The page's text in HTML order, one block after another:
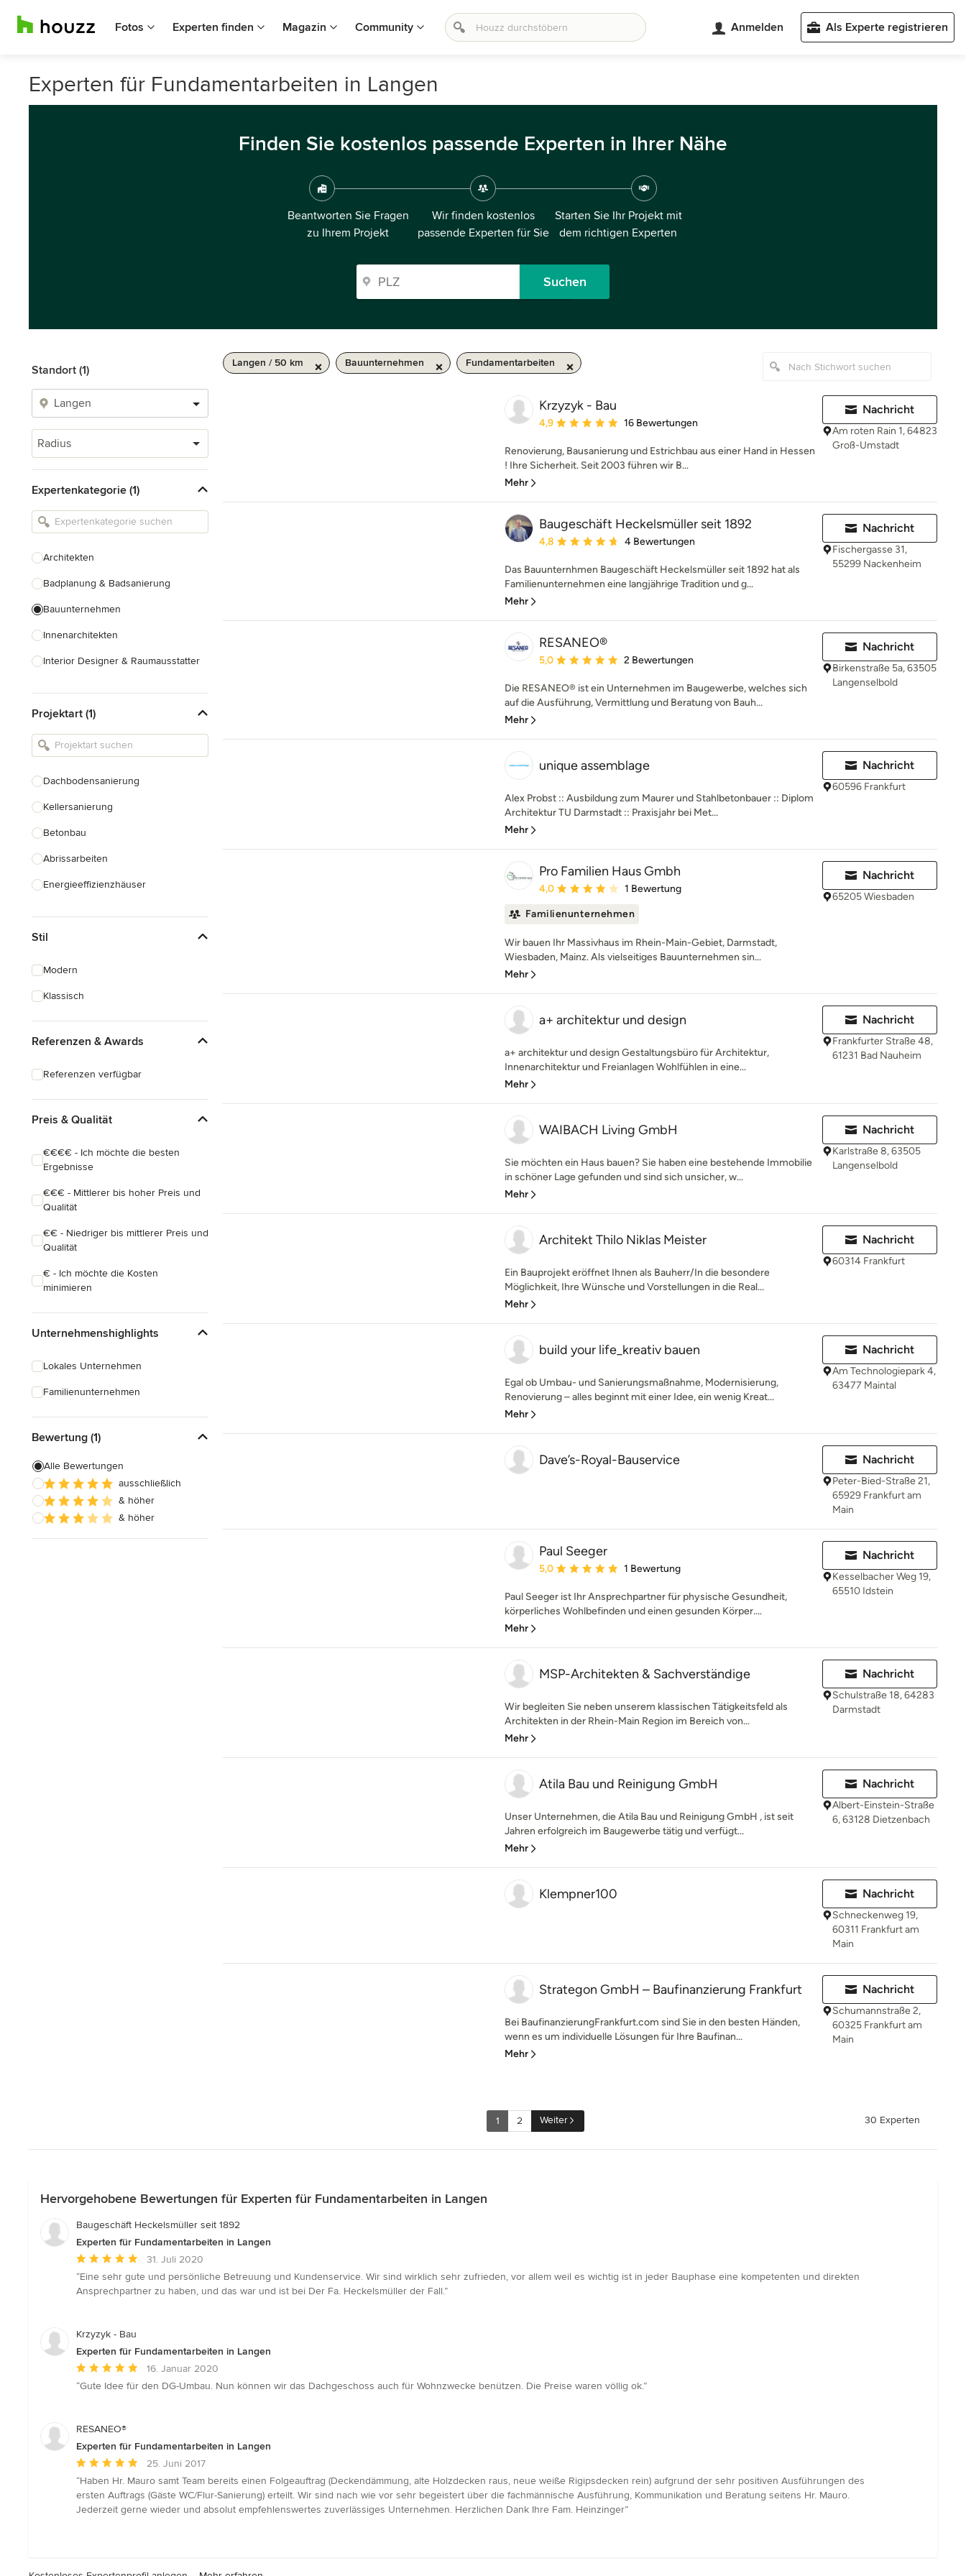
Fotos Experten finden Magazin Community Anmelden Als Experte registrieren
Experten für Fundamentarbeiten in Langen
Finden Sie kostenlos passende Experten in Ihrer Nähe
Beantworten Sie Fragen
zu Ihrem Projekt
Wir finden kostenlos
passende Experten für Sie
Starten Sie Ihr Projekt mit
dem richtigen Experten
Suchen
Standort (1)
Radius
Expertenkategorie (1)
Architekten
Badplanung & Badsanierung
Bauunternehmen
Innenarchitekten
Interior Designer & Raumausstatter
Landschaftsarchitekten
Armaturen & Sanitärbedarf
Projektart (1)
Dachbodensanierung
Kellersanierung
Betonbau
Abrissarbeiten
Energieeffizienzhäuser
Garagenbau
Alle anzeigen
Stil
Modern
Klassisch
Referenzen & Awards
Referenzen verfügbar
Preis & Qualität
€€€€ - Ich möchte die besten
Ergebnisse
€€€ - Mittlerer bis hoher Preis und
Qualität
€€ - Niedriger bis mittlerer Preis und
Qualität
€ - Ich möchte die Kosten
minimieren
Unternehmenshighlights
Lokales Unternehmen
Familienunternehmen
Bewertung (1)
Alle Bewertungen
ausschließlich
& höher
& höher
Langen / 50 km Bauunternehmen Fundamentarbeiten
Krzyzyk - Bau
Durchschnittliche Bewertung: 4.9 von 5 Sternen
4,9 16 Bewertungen
Renovierung, Bausanierung und Estrichbau aus einer Hand in Hessen
! Ihre Sicherheit. Seit 2003 führen wir B...
Mehr
Nachricht
Am roten Rain 1, 64823
Groß-Umstadt
Baugeschäft Heckelsmüller seit 1892
Durchschnittliche Bewertung: 4.8 von 5 Sternen
4,8 4 Bewertungen
Das Bauunternhmen Baugeschäft Heckelsmüller seit 1892 hat als
Familienunternehmen eine langjährige Tradition und g...
Mehr
Nachricht
Fischergasse 31,
55299 Nackenheim
RESANEO®
Durchschnittliche Bewertung: 5 von 5 Sternen
5,0 2 Bewertungen
Die RESANEO® ist ein Unternehmen im Baugewerbe, welches sich
auf die Ausführung, Vermittlung und Beratung von Bauh...
Mehr
Nachricht
Birkenstraße 5a, 63505
Langenselbold
unique assemblage
Alex Probst :: Ausbildung zum Maurer und Stahlbetonbauer :: Diplom
Architektur TU Darmstadt :: Praxisjahr bei Met...
Mehr
Nachricht
60596 Frankfurt
Pro Familien Haus Gmbh
Durchschnittliche Bewertung: 4 von 5 Sternen
4,0 1 Bewertung
Familienunternehmen
Wir bauen Ihr Massivhaus im Rhein-Main-Gebiet, Darmstadt,
Wiesbaden, Mainz. Als vielseitiges Bauunternehmen sin...
Mehr
Nachricht
65205 Wiesbaden
a+ architektur und design
a+ architektur und design Gestaltungsbüro für Architektur,
Innenarchitektur und Freianlagen Wohlfühlen in eine...
Mehr
Nachricht
Frankfurter Straße 48,
61231 Bad Nauheim
WAIBACH Living GmbH
Sie möchten ein Haus bauen? Sie haben eine bestehende Immobilie
in schöner Lage gefunden und sind sich unsicher, w...
Mehr
Nachricht
Karlstraße 8, 63505
Langenselbold
Architekt Thilo Niklas Meister
Ein Bauprojekt eröffnet Ihnen als Bauherr/In die besondere
Möglichkeit, Ihre Wünsche und Vorstellungen in die Real...
Mehr
Nachricht
60314 Frankfurt
build your life_kreativ bauen
Egal ob Umbau- und Sanierungsmaßnahme, Modernisierung,
Renovierung – alles beginnt mit einer Idee, ein wenig Kreat...
Mehr
Nachricht
Am Technologiepark 4,
63477 Maintal
Dave’s-Royal-Bauservice Nachricht
Peter-Bied-Straße 21,
65929 Frankfurt am
Main
Paul Seeger
Durchschnittliche Bewertung: 5 von 5 Sternen
5,0 1 Bewertung
Paul Seeger ist Ihr Ansprechpartner für physische Gesundheit,
körperliches Wohlbefinden und einen gesunden Körper....
Mehr
Nachricht
Kesselbacher Weg 19,
65510 Idstein
MSP-Architekten & Sachverständige
Wir begleiten Sie neben unserem klassischen Tätigkeitsfeld als
Architekten in der Rhein-Main Region im Bereich von...
Mehr
Nachricht
Schulstraße 18, 64283
Darmstadt
Atila Bau und Reinigung GmbH
Unser Unternehmen, die Atila Bau und Reinigung GmbH , ist seit
Jahren erfolgreich im Baugewerbe tätig und verfügt...
Mehr
Nachricht
Albert-Einstein-Straße
6, 63128 Dietzenbach
Klempner100 Nachricht
Schneckenweg 19,
60311 Frankfurt am
Main
Strategon GmbH – Baufinanzierung Frankfurt
Bei BaufinanzierungFrankfurt.com sind Sie in den besten Händen,
wenn es um individuelle Lösungen für Ihre Baufinan...
Mehr
Nachricht
Schumannstraße 2,
60325 Frankfurt am
Main
1 2 Weiter 30 Experten
Hervorgehobene Bewertungen für Experten für Fundamentarbeiten in Langen
Baugeschäft Heckelsmüller seit 1892
Experten für Fundamentarbeiten in Langen
Durchschnittliche
Bewertung:
5
Sternen
31. Juli 2020
“Eine sehr gute und persönliche Betreuung und Kundenservice. Wir sind wirklich sehr zufrieden, vor allem weil es wichtig ist in jeder Bauphase eine kompetenten und direkten
Ansprechpartner zu haben, und das war und ist bei Der Fa. Heckelsmüller der Fall.”
Krzyzyk - Bau
Experten für Fundamentarbeiten in Langen
Durchschnittliche
Bewertung:
5
16. Januar 2020
“Gute Idee für den DG-Umbau. Nun können wir das Dachgeschoss auch für Wohnzwecke benützen. Die Preise waren völlig ok.”
RESANEO®
Experten für Fundamentarbeiten in Langen
Durchschnittliche
Bewertung:
5
von
25. Juni 2017
“Haben Hr. Mauro samt Team bereits einen Folgeauftrag (Deckendämmung, alte Holzdecken raus, neue weiße Rigipsdecken rein) aufgrund der sehr positiven Ausführungen des
ersten Auftrags (Gäste WC/Flur-Sanierung) erteilt. Wir sind nach wie vor sehr begeistert über die fachmännische Ausführung, Kommunikation und Beratung seitens Hr. Mauro.
Jederzeit gerne wieder und absolut empfehlenswertes zuverlässiges Unternehmen. Herzlichen Dank Ihre Fam. Heinzinger”